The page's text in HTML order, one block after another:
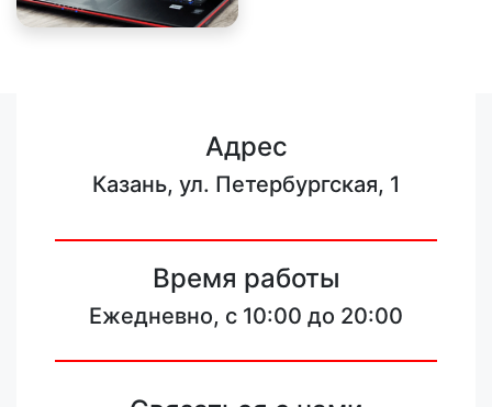
Адрес
Казань, ул. Петербургская, 1
Время работы
Ежедневно, с 10:00 до 20:00